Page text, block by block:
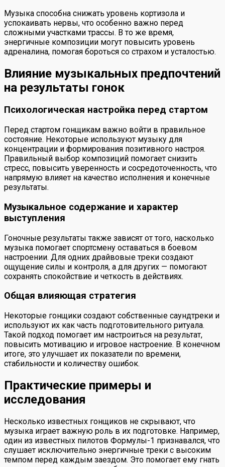
Музыка способна снижать уровень кортизола и
успокаивать нервы, что особенно важно перед
сложными участками трассы. В то же время,
энергичные композиции могут повысить уровень
адреналина, помогая бороться со страхом и усталостью.
Влияние музыкальных предпочтений
на результаты гонок
Психологическая настройка перед стартом
Перед стартом гонщикам важно войти в правильное
состояние. Некоторые используют музыку для
концентрации и формирования позитивного настроя.
Правильный выбор композиций помогает снизить
стресс, повысить уверенность и сосредоточенность, что
напрямую влияет на качество исполнения и конечные
результаты.
Музыкальное содержание и характер
выступления
Гоночные результаты также зависят от того, насколько
музыка помогает спортсмену оставаться в боевом
настроении. Для одних драйвовые треки создают
ощущение силы и контроля, а для других — помогают
сохранять спокойствие и четкость в действиях.
Общая влияющая стратегия
Некоторые гонщики создают собственные саундтреки и
используют их как часть подготовительного ритуала.
Такой подход помогает им настроиться на результат,
повысить мотивацию и игровое настроение. В конечном
итоге, это улучшает их показатели по времени,
стабильности и количеству ошибок.
Практические примеры и
исследования
Несколько известных гонщиков не скрывают, что
музыка играет важную роль в их подготовке. Например,
один из известных пилотов Формулы-1 признавался, что
слушает исключительно энергичные треки с высоким
темпом перед каждым заездом. Это помогает ему гнать